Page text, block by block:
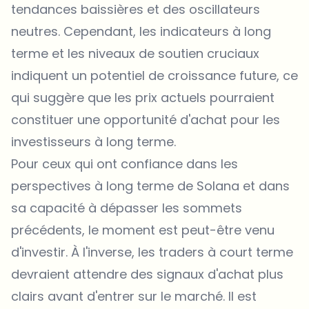
tendances baissières et des oscillateurs
neutres. Cependant, les indicateurs à long
terme et les niveaux de soutien cruciaux
indiquent un potentiel de croissance future, ce
qui suggère que les prix actuels pourraient
constituer une opportunité d'achat pour les
investisseurs à long terme.
Pour ceux qui ont confiance dans les
perspectives à long terme de Solana et dans
sa capacité à dépasser les sommets
précédents, le moment est peut-être venu
d'investir. À l'inverse, les traders à court terme
devraient attendre des signaux d'achat plus
clairs avant d'entrer sur le marché. Il est